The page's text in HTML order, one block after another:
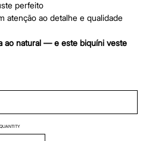
perfeito
ao detalhe e qualidade
ao natural — e este biquíni veste
QUANTITY